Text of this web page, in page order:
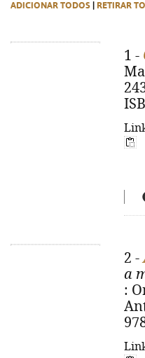
ADICIONAR TODOS RETIRAR
1 -
2 -
a
: